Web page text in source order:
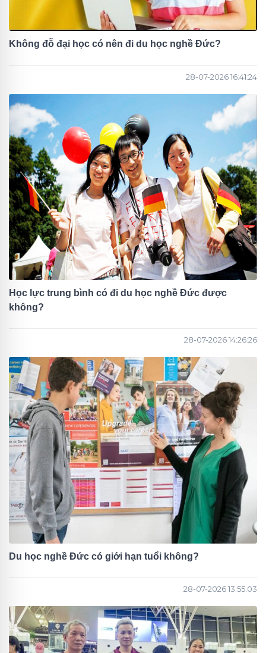
Không đỗ đại học có nên đi du học nghề Đức?
28-07-2026 16:41:24
Học lực trung bình có đi du học nghề Đức được
không?
28-07-2026 14:26:26
Du học nghề Đức có giới hạn tuổi không?
28-07-2026 13:55:03